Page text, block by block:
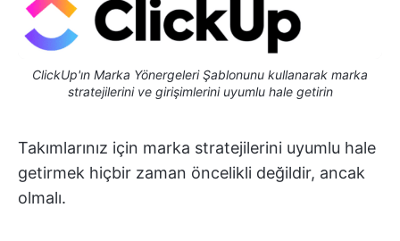
ClickUp'ın Marka Yönergeleri Şablonunu kullanarak marka
stratejilerini ve girişimlerini uyumlu hale getirin
Takımlarınız için marka stratejilerini uyumlu hale
getirmek hiçbir zaman öncelikli değildir, ancak
olmalı.